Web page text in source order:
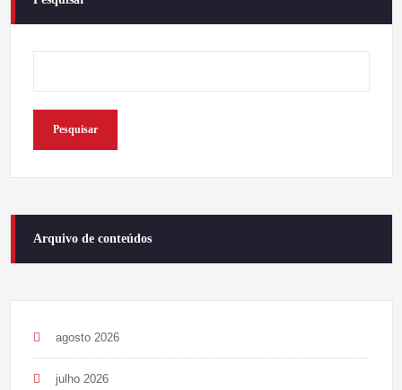
Pesquisar
Arquivo de conteúdos
agosto 2026
julho 2026